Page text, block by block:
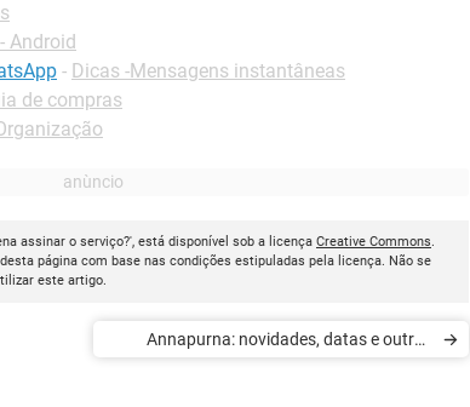
Android
- Dicas -Mensagens instantâneas
de compras
assinar o serviço?', está disponível sob a licença Creative Commons.
página com base nas condições estipuladas pela licença. Não se
este artigo.
Annapurna: novidades, datas e outros